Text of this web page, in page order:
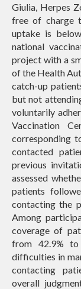
Giulia, Herpes
free of charge
uptake is
national
project with a
of the Health
catch-up
but not
voluntarily
Vaccination
corresponding
contacted
previous
assessed
patients
contacting the
Among
coverage of
from 42.9% to
difficulties in
contacting
overall